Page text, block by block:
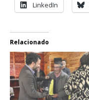
LinkedIn
Relacionado